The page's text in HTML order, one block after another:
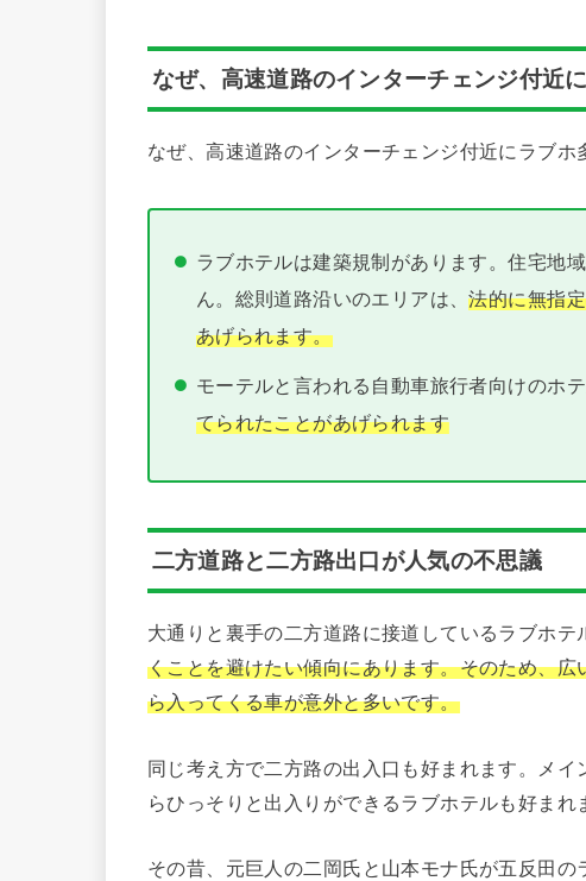
なぜ、高速道路のインターチェンジ付近
なぜ、高速道路のインターチェンジ付近にラブホ
ラブホテルは建築規制があります。住宅地
ん。総則道路沿いのエリアは、法的に無指
あげられます。
モーテルと言われる自動車旅行者向けのホ
てられたことがあげられます
二方道路と二方路出口が人気の不思議
大通りと裏手の二方道路に接道しているラブホテ
くことを避けたい傾向にあります。そのため、
ら入ってくる車が意外と多いです。
同じ考え方で二方路の出入口も好まれます。メ
らひっそりと出入りができるラブホテルも好まれ
その昔、元巨人の二岡氏と山本モナ氏が五反田の